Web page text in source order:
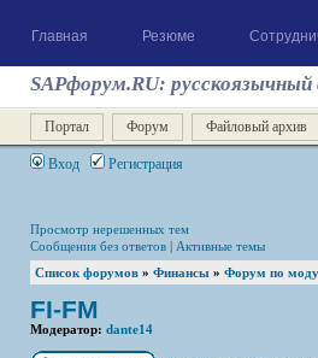
Главная Резюме
SAPфорум.RU:
Портал Форум Файловый архив
Вход Регистрация
Просмотр нерешенных тем
Сообщения без ответов | Активные темы
Список форумов » Финансы » Форум по
FI-FM
Модератор: dante14